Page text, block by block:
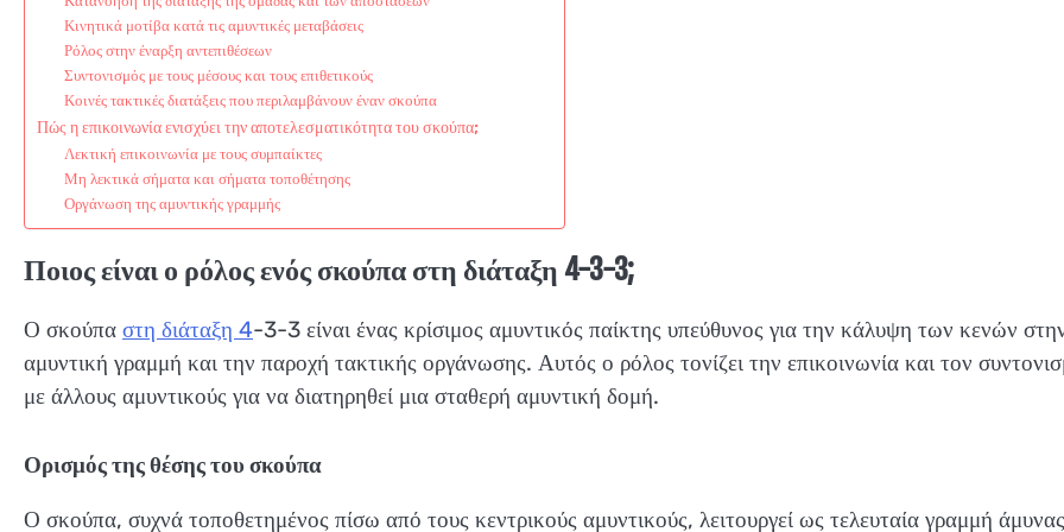
Κινητικά μοτίβα κατά τις αμυντικές μεταβάσεις
Ρόλος στην έναρξη αντεπιθέσεων
Συντονισμός με τους μέσους και τους επιθετικούς
Κοινές τακτικές διατάξεις που περιλαμβάνουν έναν σκούπα
Πώς η επικοινωνία ενισχύει την αποτελεσματικότητα του σκούπα;
Λεκτική επικοινωνία με τους συμπαίκτες
Μη λεκτικά σήματα και σήματα τοποθέτησης
Οργάνωση της αμυντικής γραμμής
Ποιος είναι ο ρόλος ενός σκούπα στη διάταξη 4-3-3;
Ο σκούπα στη διάταξη 4-3-3 είναι ένας κρίσιμος αμυντικός παίκτης υπεύθυνος για την κάλυψη των κενών
αμυντική γραμμή και την παροχή τακτικής οργάνωσης. Αυτός ο ρόλος τονίζει την επικοινωνία και τον
με άλλους αμυντικούς για να διατηρηθεί μια σταθερή αμυντική δομή.
Ορισμός της θέσης του σκούπα
Ο σκούπα, συχνά τοποθετημένος πίσω από τους κεντρικούς αμυντικούς, λειτουργεί ως τελευταία γραμμή